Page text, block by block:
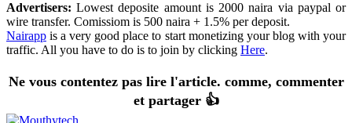
Advertisers: Lowest deposite amount is 2000 naira via paypal or
wire transfer. Comissiom is 500 naira + 1.5% per deposit.
Nairapp is a very good place to start monetizing your blog with your
traffic. All you have to do is to join by clicking Here.
Ne vous contentez pas lire l'article. comme, commenter
et partager 👍